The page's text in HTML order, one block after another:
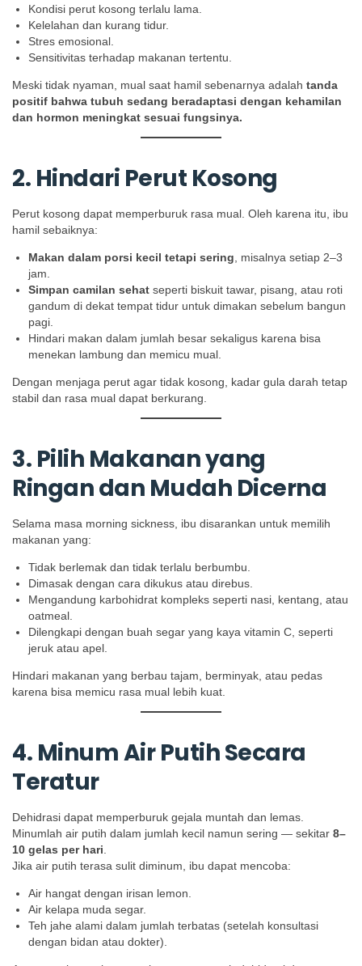
Kondisi perut kosong terlalu lama.
Kelelahan dan kurang tidur.
Stres emosional.
Sensitivitas terhadap makanan tertentu.
Meski tidak nyaman, mual saat hamil sebenarnya adalah tanda
positif bahwa tubuh sedang beradaptasi dengan kehamilan
dan hormon meningkat sesuai fungsinya.
2. Hindari Perut Kosong
Perut kosong dapat memperburuk rasa mual. Oleh karena itu, ibu
hamil sebaiknya:
Makan dalam porsi kecil tetapi sering , misalnya setiap 2–3
jam.
Simpan camilan sehat seperti biskuit tawar, pisang, atau roti
gandum di dekat tempat tidur untuk dimakan sebelum bangun
pagi.
Hindari makan dalam jumlah besar sekaligus karena bisa
menekan lambung dan memicu mual.
Dengan menjaga perut agar tidak kosong, kadar gula darah tetap
stabil dan rasa mual dapat berkurang.
3. Pilih Makanan yang
Ringan dan Mudah Dicerna
Selama masa morning sickness, ibu disarankan untuk memilih
makanan yang:
Tidak berlemak dan tidak terlalu berbumbu.
Dimasak dengan cara dikukus atau direbus.
Mengandung karbohidrat kompleks seperti nasi, kentang, atau
oatmeal.
Dilengkapi dengan buah segar yang kaya vitamin C, seperti
jeruk atau apel.
Hindari makanan yang berbau tajam, berminyak, atau pedas
karena bisa memicu rasa mual lebih kuat.
4. Minum Air Putih Secara
Teratur
Dehidrasi dapat memperburuk gejala muntah dan lemas.
Minumlah air putih dalam jumlah kecil namun sering — sekitar 8–
10 gelas per hari
Jika air putih terasa sulit diminum, ibu dapat mencoba:
Air hangat dengan irisan lemon.
Air kelapa muda segar.
Teh jahe alami dalam jumlah terbatas (setelah konsultasi
dengan bidan atau dokter).